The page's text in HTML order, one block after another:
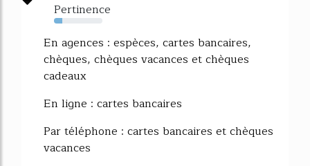
Pertinence
17%
En agences : espèces, cartes bancaires,
chèques, chèques vacances et chèques
cadeaux
En ligne : cartes bancaires
Par téléphone : cartes bancaires et chèques
vacances